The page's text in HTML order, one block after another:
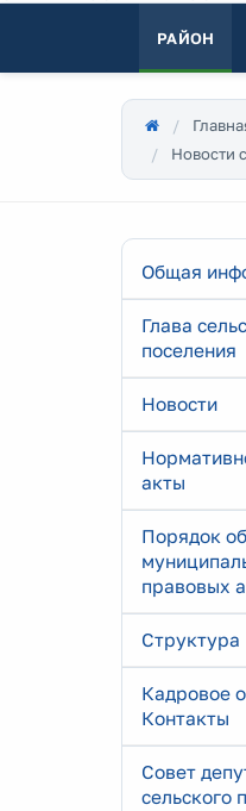
РАЙОН
Новости
Общая
Глава
поселения
Новости
акты
Порядок
правовых
Структура
Кадровое
Контакты
Совет
сельского